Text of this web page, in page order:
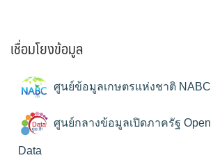
เชื่อมโยงข้อมูล
ศูนย์ข้อมูลเกษตรแห่งชาติ NABC
ศูนย์กลางข้อมูลเปิดภาครัฐ Open
Data